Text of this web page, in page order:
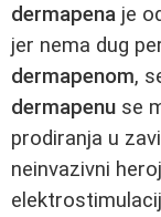
dermapena je
jer nema dug
dermapenom,
dermapenu se
prodiranja u
neinvazivni